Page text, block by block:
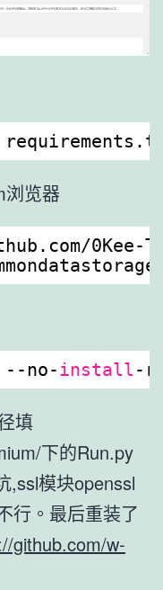
浏览器
.com/0Kee-
--no-install -
填
下的Run.py
,ssl模块openssl
行。最后重装了
github.com/w-